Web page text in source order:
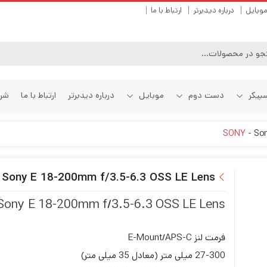
موبایل درباره دیدبرتر
ارتباط با ما
کیج دوربین
باتری دوربین
بند دوربین
پرینتر و کاغذ چاپ
تمیز کننده
فیلتر های ND
درب لنز
اکسسوری دوربین اکشن
مانیتور
کارت حافظه SD
فلش مموری
بکگراند عکاسی
پنل آکوستیک
سافت باکس و چتر
سه پایه
نگهدارنده
دست دوم موبایل درباره دیدبرتر ارتباط با ما
-
Sony E 18-200mm f/3.5-6.3 OSS LE Lens
E 18-200mm f/3.5-6.3 OSS LE Lens
فرمت لنز E-Mount/APS-C
27-300 میلی متر (معادل 35 میلی متر)